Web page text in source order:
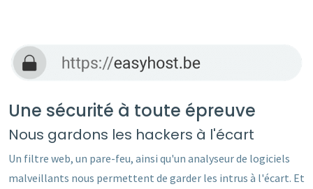
Une sécurité à toute épreuve
Nous gardons les hackers à l'écart
Un filtre web, un pare-feu, ainsi qu'un analyseur de logiciels
malveillants nous permettent de garder les intrus à l'écart. Et